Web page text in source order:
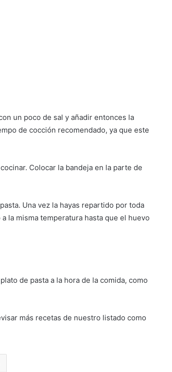
un poco de sal y añadir entonces la
de cocción recomendado, ya que este
Colocar la bandeja en la parte de
Una vez la hayas repartido por toda
la misma temperatura hasta que el huevo
de pasta a la hora de la comida, como
más recetas de nuestro listado como